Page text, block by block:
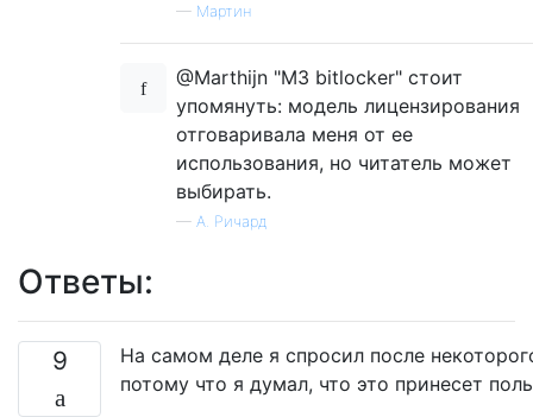
— Мартин
@Marthijn "M3 bitlocker" стоит
упомянуть: модель лицензирования
отговаривала меня от ее
использования, но читатель может
выбирать.
— А. Ричард
Ответы:
9
На самом деле я спросил после
потому что я думал, что это принесет